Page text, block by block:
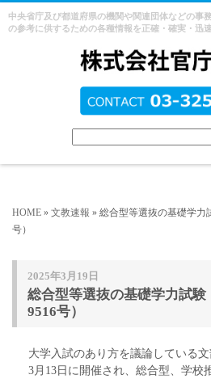
中央省庁及び都道府県の機関や関連団体などの事
の参考に供するための各種情報を正確・確実・迅
HOME » 文教速報 » 総合型等選抜の基礎学
号）
2025年3月19日
総合型等選抜の基礎学力試
9516号）
大学入試のあり方を議論している
3月13日に開催され、総合型、学校